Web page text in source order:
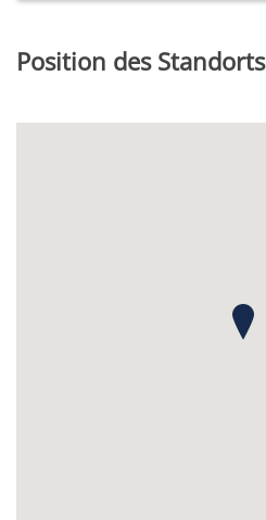
Position des Standorts